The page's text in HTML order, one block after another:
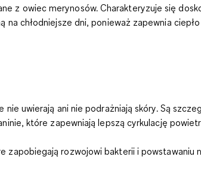
z owiec merynosów. Charakteryzuje się
chłodniejsze dni, ponieważ zapewnia
nie uwierają ani nie podrażniają skóry. Są
które zapewniają lepszą cyrkulację
zapobiegają rozwojowi bakterii i